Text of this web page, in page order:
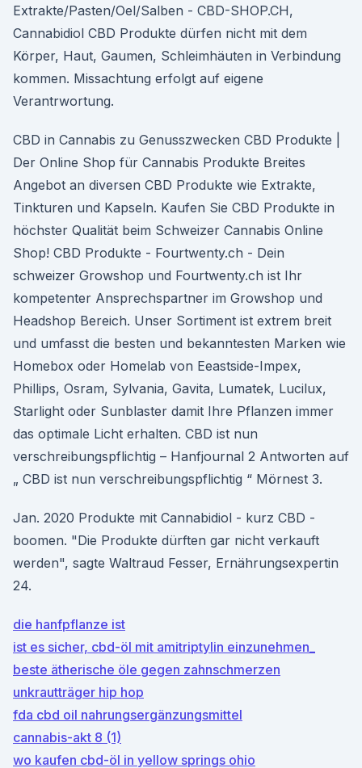
Extrakte/Pasten/Oel/Salben - CBD-SHOP.CH,
Cannabidiol CBD Produkte dürfen nicht mit dem
Körper, Haut, Gaumen, Schleimhäuten in Verbindung
kommen. Missachtung erfolgt auf eigene
Verantrwortung.
CBD in Cannabis zu Genusszwecken CBD Produkte |
Der Online Shop für Cannabis Produkte Breites
Angebot an diversen CBD Produkte wie Extrakte,
Tinkturen und Kapseln. Kaufen Sie CBD Produkte in
höchster Qualität beim Schweizer Cannabis Online
Shop! CBD Produkte - Fourtwenty.ch - Dein
schweizer Growshop und Fourtwenty.ch ist Ihr
kompetenter Ansprechspartner im Growshop und
Headshop Bereich. Unser Sortiment ist extrem breit
und umfasst die besten und bekanntesten Marken wie
Homebox oder Homelab von Eeastside-Impex,
Phillips, Osram, Sylvania, Gavita, Lumatek, Lucilux,
Starlight oder Sunblaster damit Ihre Pflanzen immer
das optimale Licht erhalten. CBD ist nun
verschreibungspflichtig – Hanfjournal 2 Antworten auf
„ CBD ist nun verschreibungspflichtig “ Mörnest 3.
Jan. 2020 Produkte mit Cannabidiol - kurz CBD -
boomen. "Die Produkte dürften gar nicht verkauft
werden", sagte Waltraud Fesser, Ernährungsexpertin
24.
die hanfpflanze ist
ist es sicher, cbd-öl mit amitriptylin einzunehmen_
beste ätherische öle gegen zahnschmerzen
unkrautträger hip hop
fda cbd oil nahrungsergänzungsmittel
cannabis-akt 8 (1)
wo kaufen cbd-öl in yellow springs ohio